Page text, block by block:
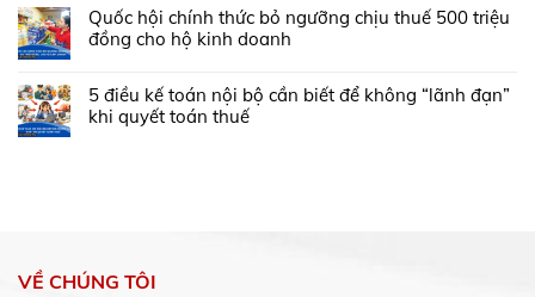
Quốc hội chính thức bỏ ngưỡng chịu thuế 500 triệu
đồng cho hộ kinh doanh
5 điều kế toán nội bộ cần biết để không “lãnh đạn”
khi quyết toán thuế
VỀ CHÚNG TÔI